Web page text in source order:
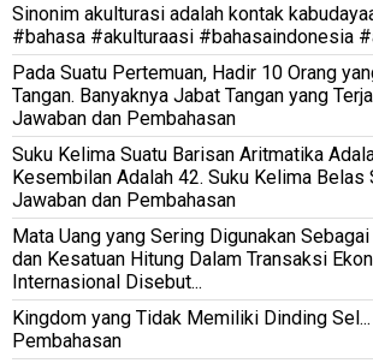
Sinonim akulturasi adalah kontak
#bahasa #akulturaasi #bahasaindonesia
Pada Suatu Pertemuan, Hadir 10 Orang
Tangan. Banyaknya Jabat Tangan yang
Jawaban dan Pembahasan
Suku Kelima Suatu Barisan Aritmatika
Kesembilan Adalah 42. Suku Kelima Belas
Jawaban dan Pembahasan
Mata Uang yang Sering Digunakan
dan Kesatuan Hitung Dalam Transaksi
Internasional Disebut...
Kingdom yang Tidak Memiliki Dinding
Pembahasan